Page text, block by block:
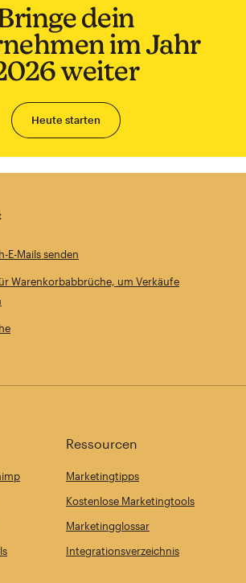
dein
im Jahr
weiter
Heute starten
E-Mails senden
Warenkorbabbrüche, um Verkäufe
Ressourcen
Marketingtipps
Kostenlose Marketingtools
Marketingglossar
Integrationsverzeichnis